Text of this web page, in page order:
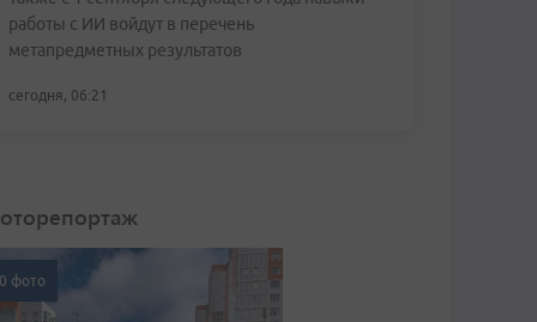
работы с ИИ войдут в перечень
метапредметных результатов
сегодня, 06:21
фото